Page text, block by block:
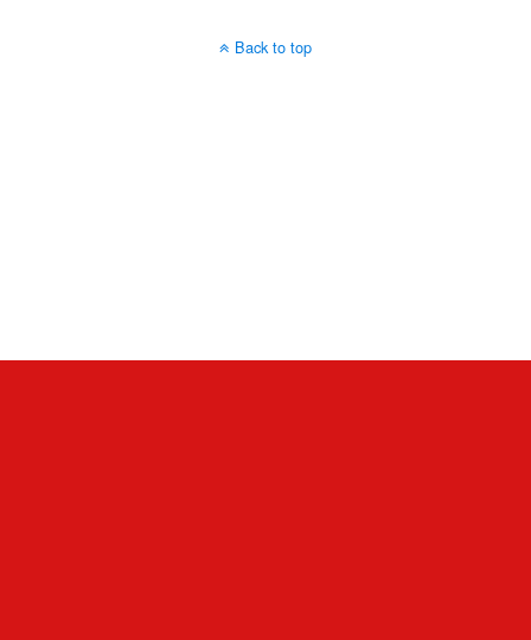
Back to top